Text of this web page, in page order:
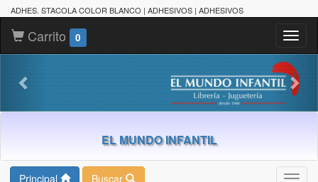
ADHES. STACOLA COLOR BLANCO | ADHESIVOS | ADHESIVOS
Carrito 0
EL MUNDO INFANTIL
Principal Buscar